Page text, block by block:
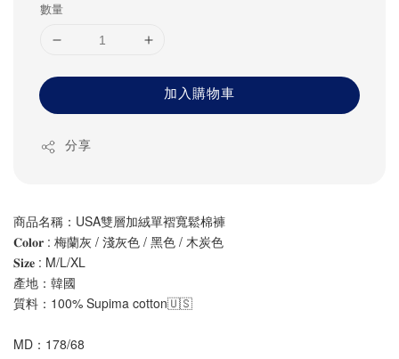
數量
加入購物車
分享
商品名稱：USA雙層加絨單褶寬鬆棉褲
𝐂𝐨𝐥𝐨𝐫 : 梅蘭灰 / 淺灰色 / 黑色 / 木炭色
𝐒𝐢𝐳𝐞 : M/L/XL
產地：韓國
質料：100% Supima cotton🇺🇸
MD：178/68